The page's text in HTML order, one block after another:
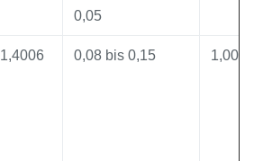
0,05
1,4006 0,08 bis 0,15 1,00